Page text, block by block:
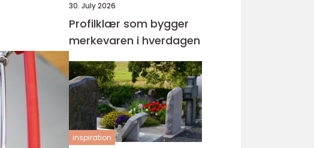
30. July 2026
Profilklær som bygger
merkevaren i hverdagen
inspiration